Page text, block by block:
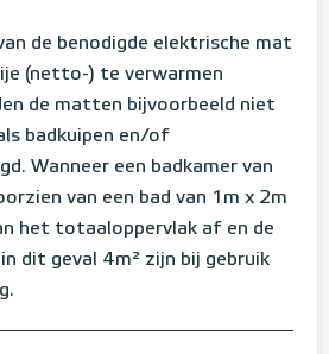
de benodigde elektrische mat
(netto-) te verwarmen
de matten bijvoorbeeld niet
badkuipen en/of
Wanneer een badkamer van
van een bad van 1m x 2m
het totaaloppervlak af en de
dit geval 4m² zijn bij gebruik